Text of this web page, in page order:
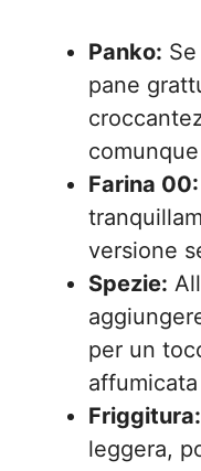
Panko:
pane
Farina 00:
versione
Spezie:
per un
Friggitura:
leggera,